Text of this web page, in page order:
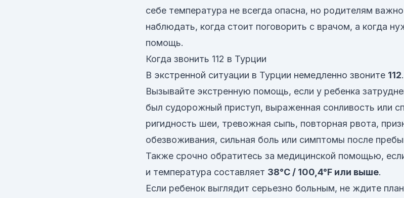
себе температура не всегда опасна, но родителям
наблюдать, когда стоит поговорить с врачом, а когда
помощь.
Когда звонить 112 в Турции
В экстренной ситуации в Турции немедленно звоните 112.
Вызывайте экстренную помощь, если у ребенка
был судорожный приступ, выраженная сонливость или
ригидность шеи, тревожная сыпь, повторная рвота,
обезвоживания, сильная боль или симптомы после
Также срочно обратитесь за медицинской помощью,
и температура составляет 38°C / 100,4°F или выше.
Если ребенок выглядит серьезно больным, не ждите